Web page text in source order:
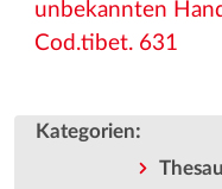
unbekannten
Cod.tibet. 631
Kategorien: